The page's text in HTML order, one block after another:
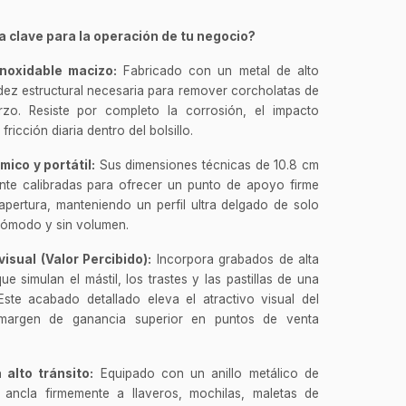
clave para la operación de tu negocio?
macizo: Fabricado con un metal de alto
estructural necesaria para remover corcholatas de
Resiste por completo la corrosión, el impacto
diaria dentro del bolsillo.
y portátil: Sus dimensiones técnicas de 10.8 cm
calibradas para ofrecer un punto de apoyo firme
manteniendo un perfil ultra delgado de solo
y sin volumen.
(Valor Percibido): Incorpora grabados de alta
simulan el mástil, los trastes y las pastillas de una
acabado detallado eleva el atractivo visual del
de ganancia superior en puntos de venta
alto tránsito: Equipado con un anillo metálico de
firmemente a llaveros, mochilas, maletas de